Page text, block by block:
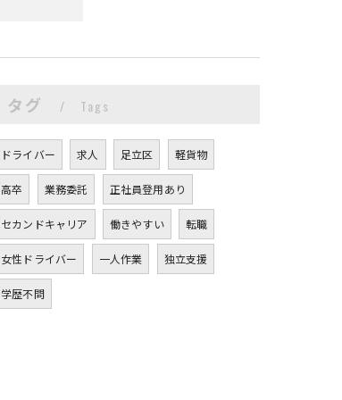
タグ Tags
ドライバー 求人 足立区 軽貨物
高卒 業務委託 正社員登用あり
セカンドキャリア 働きやすい 転職
女性ドライバー 一人作業 独立支援
学歴不問